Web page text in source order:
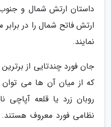
داستان ارتش شمال و
ارتش فاتح شمال را در
نمایند.
جان فورد چندتایی از
که از میان آن ها می
روبان زرد یا قلعه آپاچی
نظامی فورد معروف